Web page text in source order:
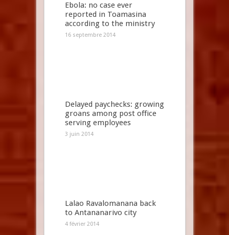
Ebola: no case ever
reported in Toamasina
according to the ministry
16 septembre 2014
Delayed paychecks: growing
groans among post office
serving employees
3 juin 2014
Lalao Ravalomanana back
to Antananarivo city
4 février 2014